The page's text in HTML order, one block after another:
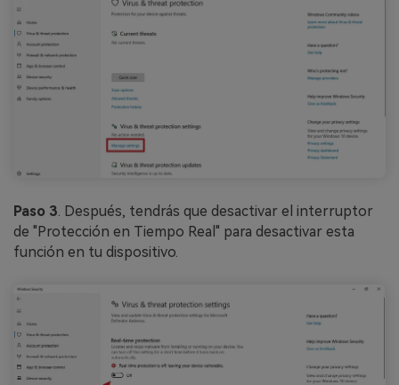
Paso 3 . Después, tendrás que desactivar el interruptor
de "Protección en Tiempo Real" para desactivar esta
función en tu dispositivo.